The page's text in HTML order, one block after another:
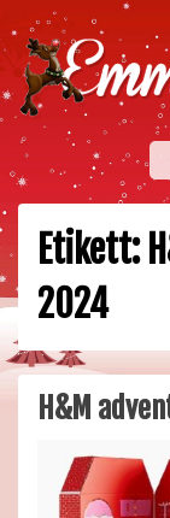
Skip
to
content
Emmas Julblogg
Julbloggar
Etikett:
2024
H&M